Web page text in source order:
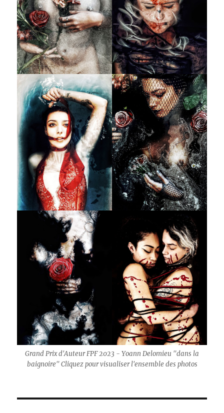
Grand Prix d'Auteur FPF 2023 - Yoann Delomieu "dans la
baignoire" Cliquez pour visualiser l'ensemble des photos